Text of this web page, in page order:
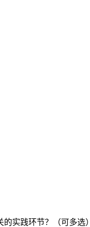
实践环节？（可多选）